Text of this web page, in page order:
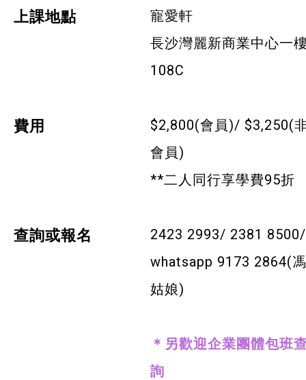
暑期興趣班(青衣限定)
特別服務項目
上課地點
寵愛軒
長沙灣麗新商業中心一
108C
費用
$2,800(會員)/ $3,250(
會員)
**二人同行享學費95折
查詢或報名
2423 2993/ 2381 8500/
whatsapp 9173 2864(馮
姑娘)
＊另歡迎企業團體包班
詢